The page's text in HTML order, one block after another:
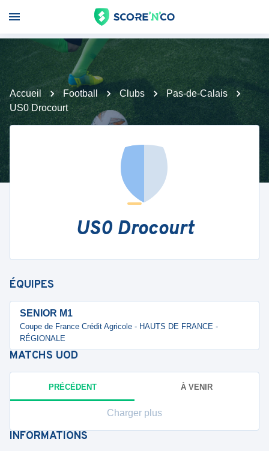
Accueil Football Clubs
Pas-de-Calais
US0 Drocourt
US0 Drocourt
ÉQUIPES
SENIOR M1
Coupe de France Crédit Agricole - HAUTS DE FRANCE -
RÉGIONALE
MATCHS UOD
PRÉCÉDENT À VENIR
Charger plus
INFORMATIONS